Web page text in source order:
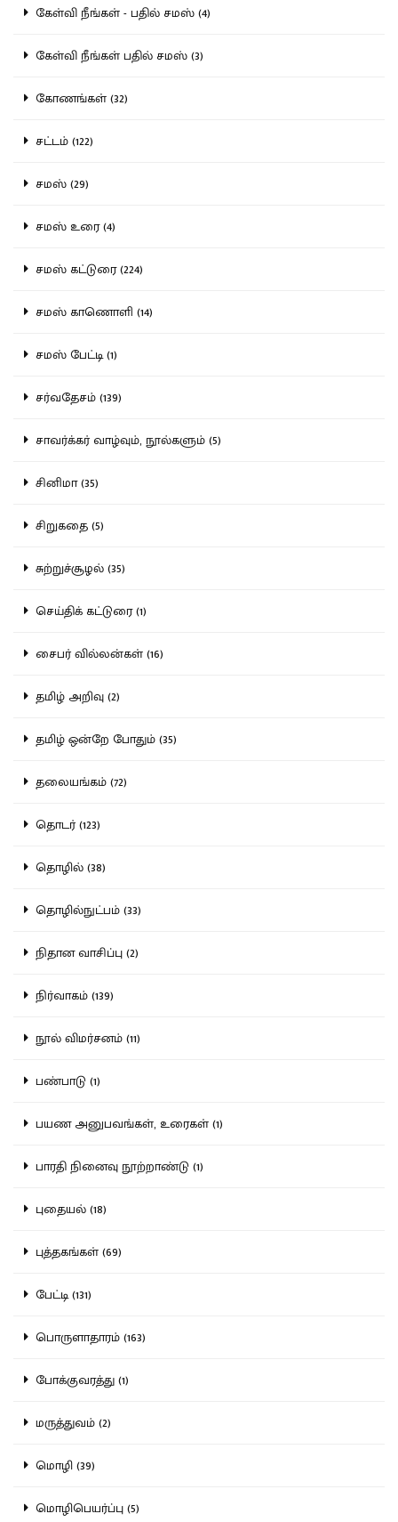
கேள்வி நீங்கள் - பதில் சமஸ் (4)
கேள்வி நீங்கள் பதில் சமஸ் (3)
கோணங்கள் (32)
சட்டம் (122)
சமஸ் (29)
சமஸ் உரை (4)
சமஸ் கட்டுரை (224)
சமஸ் காணொளி (14)
சமஸ் பேட்டி (1)
சர்வதேசம் (139)
சாவர்க்கர் வாழ்வும், நூல்களும் (5)
சினிமா (35)
சிறுகதை (5)
சுற்றுச்சூழல் (35)
செய்திக் கட்டுரை (1)
சைபர் வில்லன்கள் (16)
தமிழ் அறிவு (2)
தமிழ் ஒன்றே போதும் (35)
தலையங்கம் (72)
தொடர் (123)
தொழில் (38)
தொழில்நுட்பம் (33)
நிதான வாசிப்பு (2)
நிர்வாகம் (139)
நூல் விமர்சனம் (11)
பண்பாடு (1)
பயண அனுபவங்கள், உரைகள் (1)
பாரதி நினைவு நூற்றாண்டு (1)
புதையல் (18)
புத்தகங்கள் (69)
பேட்டி (131)
பொருளாதாரம் (163)
போக்குவரத்து (1)
மருத்துவம் (2)
மொழி (39)
மொழிபெயர்ப்பு (5)